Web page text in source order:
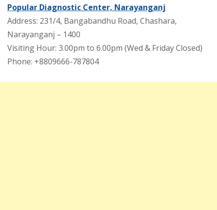
Popular Diagnostic Center, Narayanganj
Address: 231/4, Bangabandhu Road, Chashara,
Narayanganj – 1400
Visiting Hour: 3.00pm to 6.00pm (Wed & Friday Closed)
Phone: +8809666-787804